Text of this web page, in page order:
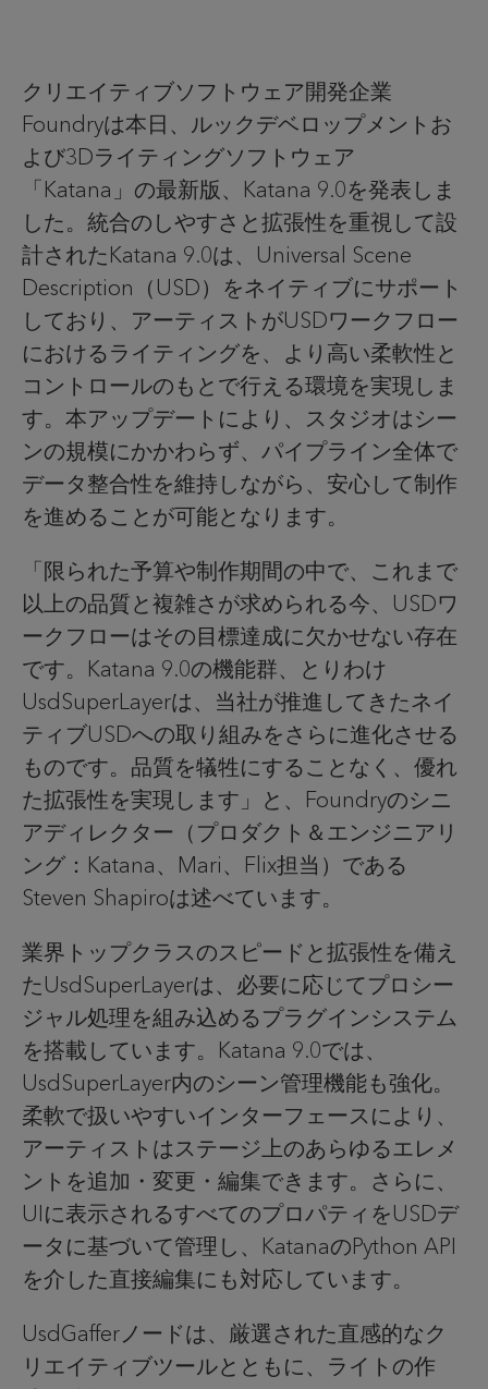
クリエイティブソフトウェア開発企業
Foundryは本日、ルックデベロップメントお
よび3Dライティングソフトウェア
「Katana 」の最新版、 Katana 9.0を発表しま
した。統合のしやすさと拡張性を重視して設
計されたKatana 9.0は、 Universal Scene
Description （ USD）をネイティブにサポート
しており、アーティストがUSDワークフロー
におけるライティングを、より高い柔軟性と
コントロールのもとで行える環境を実現しま
す。本アップデートにより、スタジオはシー
ンの規模にかかわらず、パイプライン全体で
データ整合性を維持しながら、安心して制作
を進めることが可能となります。
「限られた予算や制作期間の中で、これまで
以上の品質と複雑さが求められる今、 USDワ
ークフローはその目標達成に欠かせない存在
です。 Katana 9.0の機能群、とりわけ
UsdSuperLayerは、当社が推進してきたネイ
ティブUSDへの取り組みをさらに進化させる
ものです。品質を犠牲にすることなく、優れ
た拡張性を実現します」と、 Foundryのシニ
アディレクター（プロダクト＆エンジニアリ
ング： Katana、 Mari、 Flix担当）である
Steven Shapiroは述べています。
業界トップクラスのスピードと拡張性を備え
たUsdSuperLayerは、必要に応じてプロシー
ジャル処理を組み込めるプラグインシステム
を搭載しています。 Katana 9.0では、
UsdSuperLayer内のシーン管理機能も強化。
柔軟で扱いやすいインターフェースにより、
アーティストはステージ上のあらゆるエレメ
ントを追加・変更・編集できます。さらに、
UIに表示されるすべてのプロパティをUSDデ
ータに基づいて管理し、 KatanaのPython API
を介した直接編集にも対応しています。
UsdGaffer ノードは、厳選された直感的なク
リエイティブツールとともに、ライトの作